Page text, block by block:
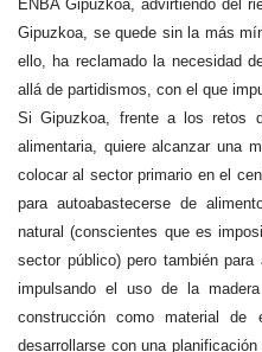
ENBA Gipuzkoa, advirtiendo del
Gipuzkoa, se quede sin la más
ello, ha reclamado la necesidad
allá de partidismos, con el que
Si Gipuzkoa, frente a los retos
alimentaria, quiere alcanzar una
colocar al sector primario en el
para autoabastecerse de
natural (conscientes que es
sector público) pero también
impulsando el uso de la
construcción como material de
desarrollarse con una